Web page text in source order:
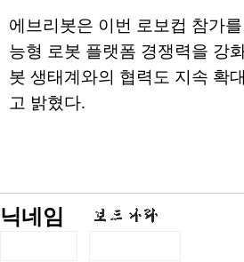
에브리봇은 이번 로보컵 참가
능형 로봇 플랫폼 경쟁력을 강
봇 생태계와의 협력도 지속 확
고 밝혔다.
닉네임